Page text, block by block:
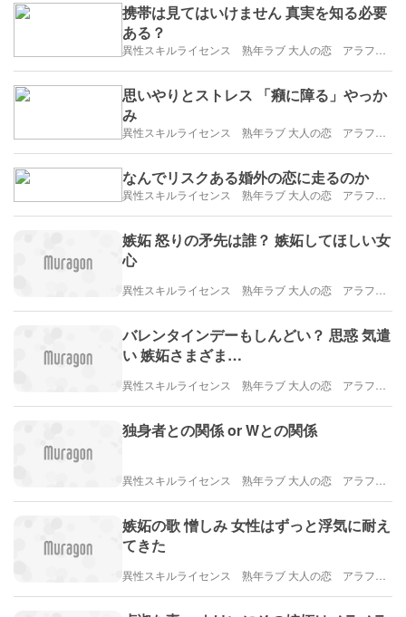
携帯は見てはいけません 真実を知る必要
ある？
思いやりとストレス 「癪に障る」やっか
み
なんでリスクある婚外の恋に走るのか
嫉妬 怒りの矛先は誰？ 嫉妬してほしい女
心
バレンタインデーもしんどい？ 思惑 気遣
い 嫉妬さまざま…
独身者との関係 or Wとの関係
嫉妬の歌 憎しみ 女性はずっと浮気に耐え
てきた